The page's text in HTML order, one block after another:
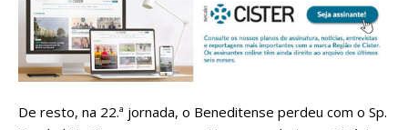
De resto, na 22.ª jornada, o Beneditense perdeu com o Sp.